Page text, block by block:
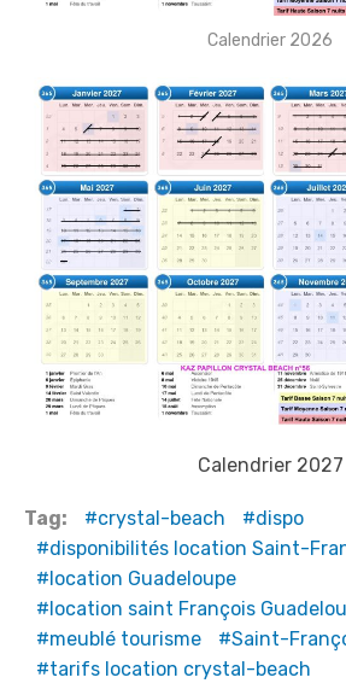
Calendrier 2026
Calendrier 2027
Tag: crystal-beach
dispo
disponibilités location Saint-
location Guadeloupe
location saint François
meublé tourisme
Saint-
tarifs location crystal-beach